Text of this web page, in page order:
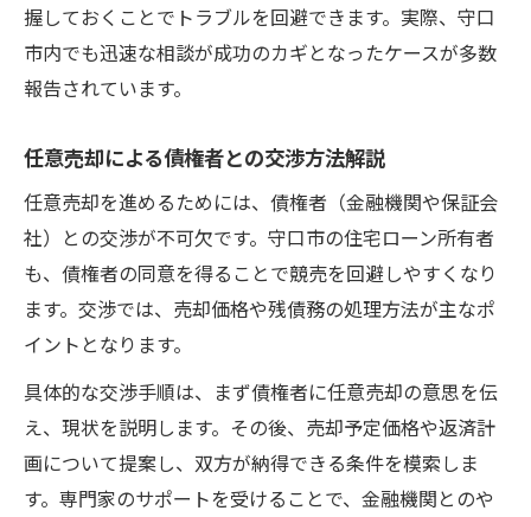
握しておくことでトラブルを回避できます。実際、守口
市内でも迅速な相談が成功のカギとなったケースが多数
報告されています。
任意売却による債権者との交渉方法解説
任意売却を進めるためには、債権者（金融機関や保証会
社）との交渉が不可欠です。守口市の住宅ローン所有者
も、債権者の同意を得ることで競売を回避しやすくなり
ます。交渉では、売却価格や残債務の処理方法が主なポ
イントとなります。
具体的な交渉手順は、まず債権者に任意売却の意思を伝
え、現状を説明します。その後、売却予定価格や返済計
画について提案し、双方が納得できる条件を模索しま
す。専門家のサポートを受けることで、金融機関とのや